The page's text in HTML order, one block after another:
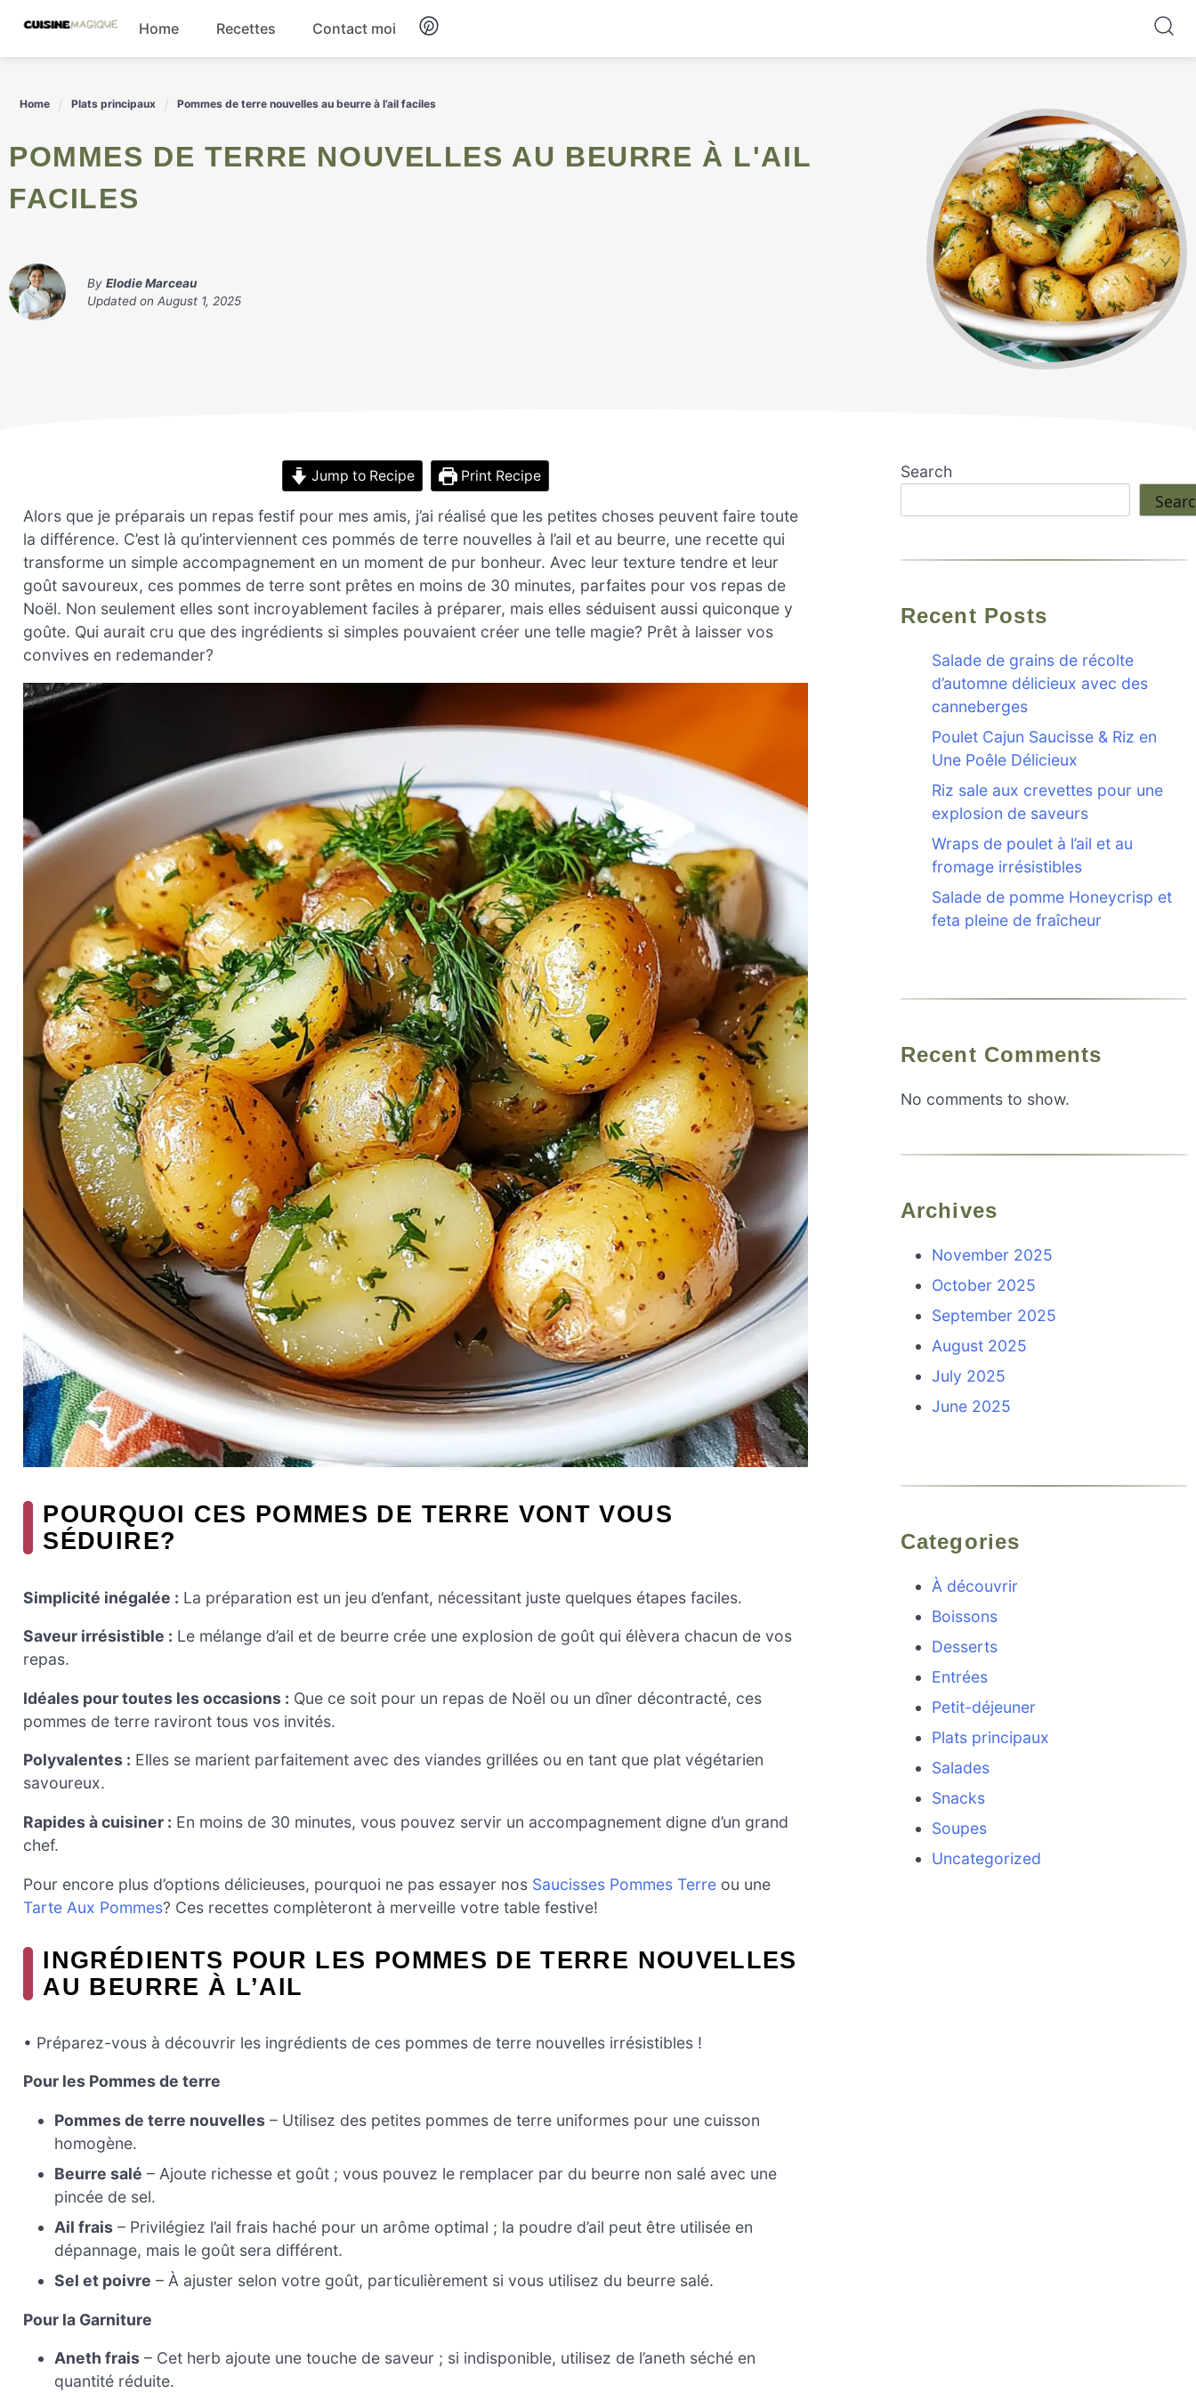
content
Home Recettes Contact moi
Home Plats principaux Pommes de terre nouvelles au beurre à l’ail faciles
POMMES DE TERRE NOUVELLES AU BEURRE À L'AIL
FACILES
By Elodie Marceau
Updated on August 1, 2025
Jump to Recipe Print Recipe
Alors que je préparais un repas festif pour mes amis, j’ai réalisé que les petites choses peuvent faire toute
la différence. C’est là qu’interviennent ces pommés de terre nouvelles à l’ail et au beurre, une recette qui
transforme un simple accompagnement en un moment de pur bonheur. Avec leur texture tendre et leur
goût savoureux, ces pommes de terre sont prêtes en moins de 30 minutes, parfaites pour vos repas de
Noël. Non seulement elles sont incroyablement faciles à préparer, mais elles séduisent aussi quiconque y
goûte. Qui aurait cru que des ingrédients si simples pouvaient créer une telle magie? Prêt à laisser vos
convives en redemander?
POURQUOI CES POMMES DE TERRE VONT VOUS
SÉDUIRE?
Simplicité inégalée : La préparation est un jeu d’enfant, nécessitant juste quelques étapes faciles.
Saveur irrésistible : Le mélange d’ail et de beurre crée une explosion de goût qui élèvera chacun de vos
repas.
Idéales pour toutes les occasions : Que ce soit pour un repas de Noël ou un dîner décontracté, ces
pommes de terre raviront tous vos invités.
Polyvalentes : Elles se marient parfaitement avec des viandes grillées ou en tant que plat végétarien
savoureux.
Rapides à cuisiner : En moins de 30 minutes, vous pouvez servir un accompagnement digne d’un grand
chef.
Pour encore plus d’options délicieuses, pourquoi ne pas essayer nos Saucisses Pommes Terre ou une
Tarte Aux Pommes? Ces recettes complèteront à merveille votre table festive!
INGRÉDIENTS POUR LES POMMES DE TERRE NOUVELLES
AU BEURRE À L’AIL
• Préparez-vous à découvrir les ingrédients de ces pommes de terre nouvelles irrésistibles !
Pour les Pommes de terre
Pommes de terre nouvelles – Utilisez des petites pommes de terre uniformes pour une cuisson
homogène.
Beurre salé – Ajoute richesse et goût ; vous pouvez le remplacer par du beurre non salé avec une
pincée de sel.
Ail frais – Privilégiez l’ail frais haché pour un arôme optimal ; la poudre d’ail peut être utilisée en
dépannage, mais le goût sera différent.
Sel et poivre – À ajuster selon votre goût, particulièrement si vous utilisez du beurre salé.
Pour la Garniture
Aneth frais – Cet herb ajoute une touche de saveur ; si indisponible, utilisez de l’aneth séché en
quantité réduite.
Search
Recent Posts
Salade de grains de récolte
d’automne délicieux avec des
canneberges
Poulet Cajun Saucisse & Riz en
Une Poêle Délicieux
Riz sale aux crevettes pour une
explosion de saveurs
Wraps de poulet à l’ail et au
fromage irrésistibles
Salade de pomme Honeycrisp et
feta pleine de fraîcheur
Recent Comments
No comments to show.
Archives
November 2025
October 2025
September 2025
August 2025
July 2025
June 2025
Categories
À découvrir
Boissons
Desserts
Entrées
Petit-déjeuner
Plats principaux
Salades
Snacks
Soupes
Uncategorized